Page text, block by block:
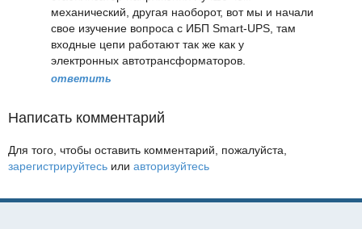
механический, другая наоборот, вот мы и начали
свое изучение вопроса с ИБП Smart-UPS, там
входные цепи работают так же как у
электронных автотрансформаторов.
ответить
Написать комментарий
Для того, чтобы оставить комментарий, пожалуйста,
зарегистрируйтесь или авторизуйтесь